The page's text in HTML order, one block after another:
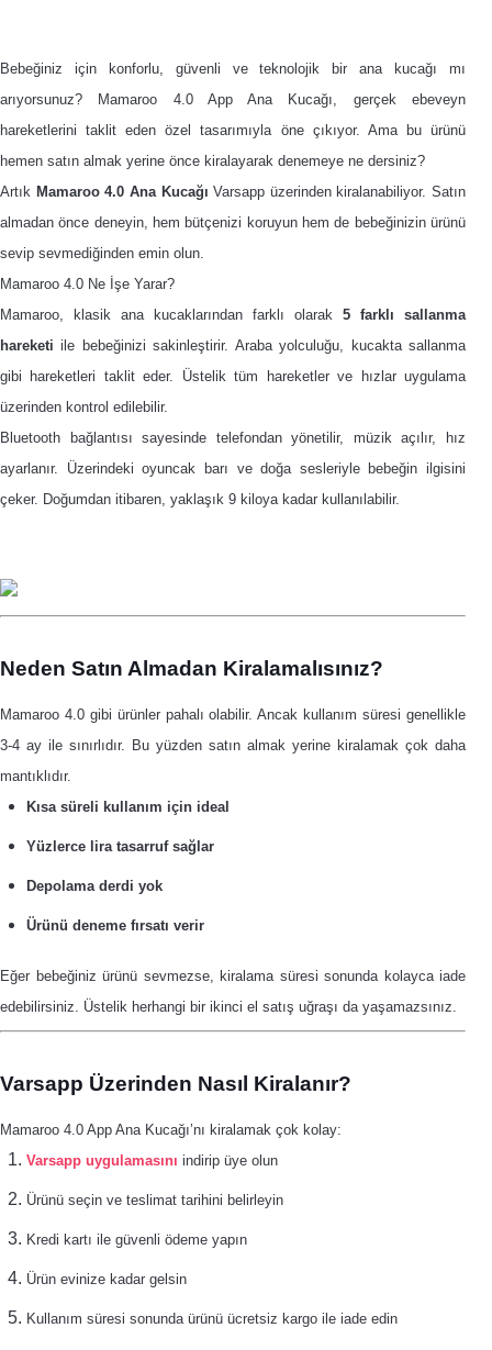
Bebeğiniz için konforlu, güvenli ve teknolojik bir ana kucağı mı
arıyorsunuz? Mamaroo 4.0 App Ana Kucağı, gerçek ebeveyn
hareketlerini taklit eden özel tasarımıyla öne çıkıyor. Ama bu ürünü
hemen satın almak yerine önce kiralayarak denemeye ne dersiniz?
Artık Mamaroo 4.0 Ana Kucağı Varsapp üzerinden kiralanabiliyor. Satın
almadan önce deneyin, hem bütçenizi koruyun hem de bebeğinizin ürünü
sevip sevmediğinden emin olun.
Mamaroo 4.0 Ne İşe Yarar?
Mamaroo, klasik ana kucaklarından farklı olarak 5 farklı sallanma
hareketi ile bebeğinizi sakinleştirir. Araba yolculuğu, kucakta sallanma
gibi hareketleri taklit eder. Üstelik tüm hareketler ve hızlar uygulama
üzerinden kontrol edilebilir.
Bluetooth bağlantısı sayesinde telefondan yönetilir, müzik açılır, hız
ayarlanır. Üzerindeki oyuncak barı ve doğa sesleriyle bebeğin ilgisini
çeker. Doğumdan itibaren, yaklaşık 9 kiloya kadar kullanılabilir.
Neden Satın Almadan Kiralamalısınız?
Mamaroo 4.0 gibi ürünler pahalı olabilir. Ancak kullanım süresi genellikle
3-4 ay ile sınırlıdır. Bu yüzden satın almak yerine kiralamak çok daha
mantıklıdır.
Kısa süreli kullanım için ideal
Yüzlerce lira tasarruf sağlar
Depolama derdi yok
Ürünü deneme fırsatı verir
Eğer bebeğiniz ürünü sevmezse, kiralama süresi sonunda kolayca iade
edebilirsiniz. Üstelik herhangi bir ikinci el satış uğraşı da yaşamazsınız.
Varsapp Üzerinden Nasıl Kiralanır?
Mamaroo 4.0 App Ana Kucağı’nı kiralamak çok kolay:
Varsapp uygulamasını indirip üye olun
Ürünü seçin ve teslimat tarihini belirleyin
Kredi kartı ile güvenli ödeme yapın
Ürün evinize kadar gelsin
Kullanım süresi sonunda ürünü ücretsiz kargo ile iade edin